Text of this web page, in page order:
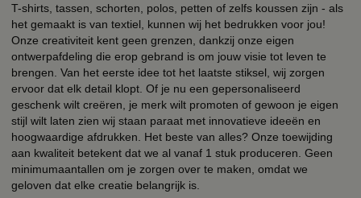
T-shirts, tassen, schorten, polos, petten of zelfs koussen zijn - als
het gemaakt is van textiel, kunnen wij het bedrukken voor jou!
Onze creativiteit kent geen grenzen, dankzij onze eigen
ontwerpafdeling die erop gebrand is om jouw visie tot leven te
brengen. Van het eerste idee tot het laatste stiksel, wij zorgen
ervoor dat elk detail klopt. Of je nu een gepersonaliseerd
geschenk wilt creëren, je merk wilt promoten of gewoon je eigen
stijl wilt laten zien wij staan paraat met innovatieve ideeën en
hoogwaardige afdrukken. Het beste van alles? Onze toewijding
aan kwaliteit betekent dat we al vanaf 1 stuk produceren. Geen
minimumaantallen om je zorgen over te maken, omdat we
geloven dat elke creatie belangrijk is.